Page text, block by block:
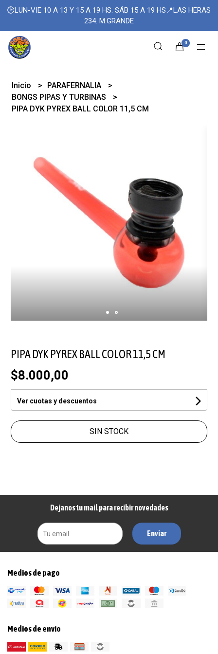
🕑LUN-VIE 10 A 13 Y 15 A 19 HS. SÁB 15 A 19 HS📍LAS HERAS
234. M.GRANDE
0
Inicio
PARAFERNALIA
BONGS PIPAS Y TURBINAS
PIPA DYK PYREX BALL COLOR 11,5 CM
PIPA DYK PYREX BALL COLOR 11,5 CM
$8.000,00
Ver cuotas y descuentos
SIN STOCK
Dejanos tu mail para recibir novedades
Enviar
Medios de pago
Medios de envío